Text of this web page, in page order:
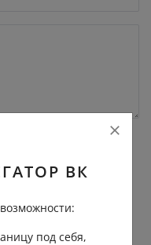
ВК
под себя,